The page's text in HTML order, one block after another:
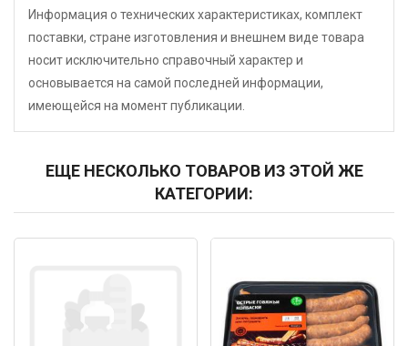
Информация о технических характеристиках, комплект
поставки, стране изготовления и внешнем виде товара
носит исключительно справочный характер и
основывается на самой последней информации,
имеющейся на момент публикации.
ЕЩЕ НЕСКОЛЬКО ТОВАРОВ ИЗ ЭТОЙ ЖЕ
КАТЕГОРИИ: